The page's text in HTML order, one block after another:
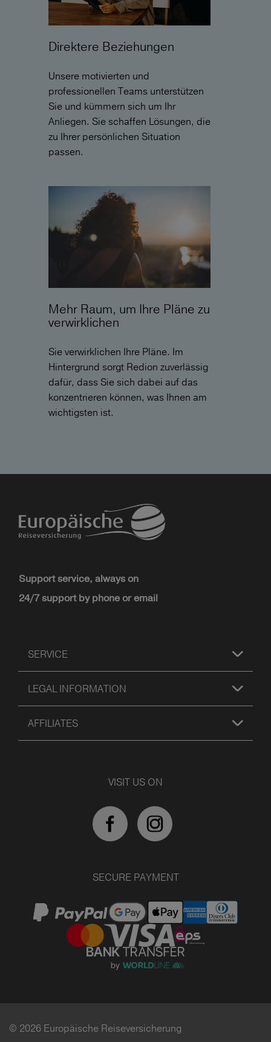
Direktere Beziehungen
Unsere motivierten und
professionellen Teams unterstützen
Sie und kümmern sich um Ihr
Anliegen. Sie schaffen Lösungen, die
zu Ihrer persönlichen Situation
passen.
Mehr Raum, um Ihre Pläne zu
verwirklichen
Sie verwirklichen Ihre Pläne. Im
Hintergrund sorgt Redion zuverlässig
dafür, dass Sie sich dabei auf das
konzentrieren können, was Ihnen am
wichtigsten ist.
Support service, always on
24/7 support by phone or email
SERVICE
LEGAL INFORMATION
AFFILIATES
VISIT US ON
SECURE PAYMENT
© 2026 Europäische Reiseversicherung